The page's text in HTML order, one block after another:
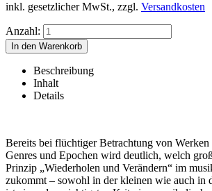
inkl. gesetzlicher MwSt., zzgl. Versandkosten
Anzahl:
Beschreibung
Inhalt
Details
Bereits bei flüchtiger Betrachtung von Werken
Genres und Epochen wird deutlich, welch
Prinzip „Wiederholen und Verändern“ im
zukommt – sowohl in der kleinen wie auch in